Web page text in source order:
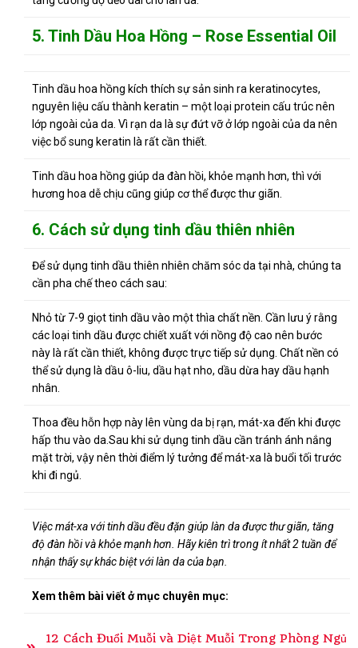
5. Tinh Dầu Hoa Hồng – Rose Essential Oil
Tinh dầu hoa hồng kích thích sự sản sinh ra keratinocytes,
nguyên liệu cấu thành keratin – một loại protein cấu trúc nên
lớp ngoài của da. Vì rạn da là sự đứt vỡ ở lớp ngoài của da nên
việc bổ sung keratin là rất cần thiết.
Tinh dầu hoa hồng giúp da đàn hồi, khỏe mạnh hơn, thì với
hương hoa dễ chịu cũng giúp cơ thể được thư giãn.
6. Cách sử dụng tinh dầu thiên nhiên
Để sử dụng tinh dầu thiên nhiên chăm sóc da tại nhà, chúng ta
cần pha chế theo cách sau:
Nhỏ từ 7-9 giọt tinh dầu vào một thìa chất nền. Cần lưu ý rằng
các loại tinh dầu được chiết xuất với nồng độ cao nên bước
này là rất cần thiết, không được trực tiếp sử dụng. Chất nền có
thể sử dụng là dầu ô-liu, dầu hạt nho, dầu dừa hay dầu hạnh
nhân.
Thoa đều hỗn hợp này lên vùng da bị rạn, mát-xa đến khi được
hấp thu vào da.Sau khi sử dụng tinh dầu cần tránh ánh nắng
mặt trời, vậy nên thời điểm lý tưởng để mát-xa là buổi tối trước
khi đi ngủ.
Việc mát-xa với tinh dầu đều đặn giúp làn da được thư giãn, tăng
độ đàn hồi và khỏe mạnh hơn. Hãy kiên trì trong ít nhất 2 tuần để
nhận thấy sự khác biệt với làn da của bạn.
Xem thêm bài viết ở mục chuyên mục:
12 Cách Đuổi Muỗi và Diệt Muỗi Trong Phòng Ngủ